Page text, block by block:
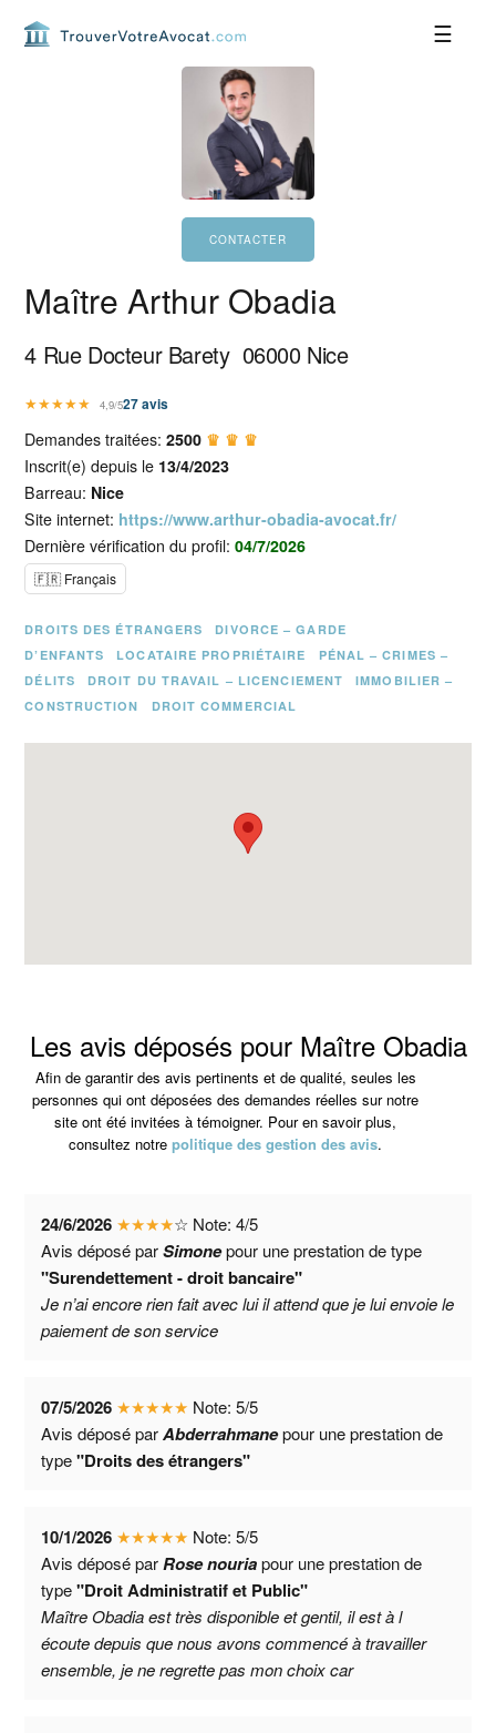
Maître Arthur Obadia
4 Rue Docteur Barety 06000 Nice
★★★★★ 4,9/527avis
Demandes traitées:2500 ♛ ♛ ♛
Inscrit(e) depuis le 13/4/2023
Barreau: Nice
Site internet: https://www.arthur-obadia-avocat.fr/
Dernière vérification du profil:04/7/2026
🇫🇷 Français
DROITS DES ÉTRANGERS
DIVORCE – GARDE
D’ENFANTS
LOCATAIRE PROPRIÉTAIRE
PÉNAL – CRIMES –
DÉLITS
DROIT DU TRAVAIL – LICENCIEMENT
IMMOBILIER –
CONSTRUCTION
DROIT COMMERCIAL
Les avis déposés pour Maître Obadia
Afin de garantir des avis pertinents et de qualité, seules les
personnes qui ont déposées des demandes réelles sur notre
site ont été invitées à témoigner. Pour en savoir plus,
consultez notrepolitique des gestion des avis.
24/6/2026 ★★★★☆ Note:4/5
Avis déposé parSimonepour une prestation de type
"Surendettement - droit bancaire"
Je n’ai encore rien fait avec lui il attend que je lui envoie le
paiement de son service
07/5/2026 ★★★★★ Note:5/5
Avis déposé parAbderrahmanepour une prestation de
type"Droits des étrangers"
10/1/2026 ★★★★★ Note:5/5
Avis déposé par Rose nouriapour une prestation de
type"Droit Administratif et Public"
Maître Obadia est très disponible et gentil, il est à l
écoute depuis que nous avons commencé à travailler
ensemble, je ne regrette pas mon choix car